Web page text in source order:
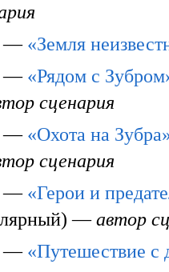
— «Земля
— «Рядом с
сценария
— «Охота на
сценария
— «Герои и
—автор
— «Путешествие с